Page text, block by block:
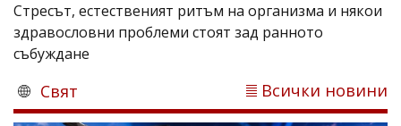
Стресът, естественият ритъм на организма и някои
здравословни проблеми стоят зад ранното
събуждане
Свят Всички новини